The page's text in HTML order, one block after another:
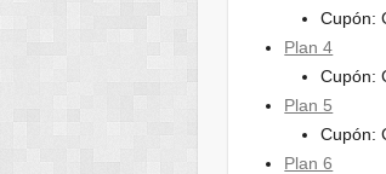
Cupón:
Plan 4
Cupón:
Plan 5
Cupón:
Plan 6